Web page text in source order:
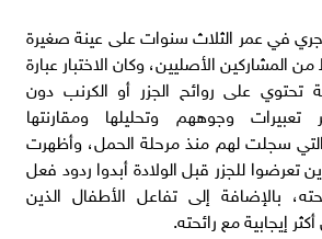
أجري في عمر الثلاث سنوات على عينة صغيرة
فقط من المشاركين الأصليين، وكان الاختبار عبارة
على روائح الجزر أو الكرنب دون
وجوههم وتحليلها ومقارنتها
التي سجلت لهم منذ مرحلة الحمل، وأظهرت
تعرضوا للجزر قبل الولادة أبدوا ردود فعل
بالإضافة إلى تفاعل الأطفال الذين
إيجابية مع رائحته.